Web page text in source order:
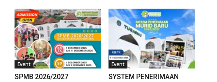
Event
SPMB 2026/2027
Event
SYSTEM PENERIMAAN